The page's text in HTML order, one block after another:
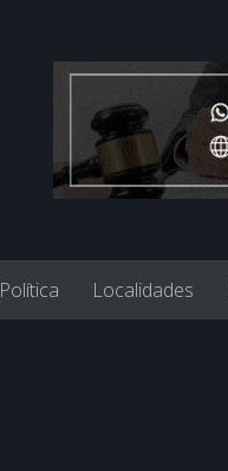
Política Localidades